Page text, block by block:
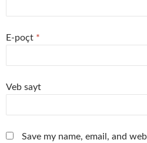
E-poçt *
Veb sayt
Save my name, email, and